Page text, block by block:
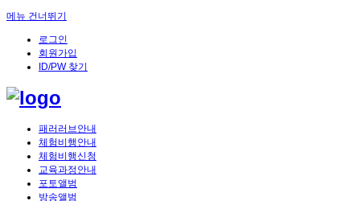
메뉴 건너뛰기
로그인
회원가입
ID/PW 찾기
패러러브안내
체험비행안내
체험비행신청
교육과정안내
포토앨범
방송앨범